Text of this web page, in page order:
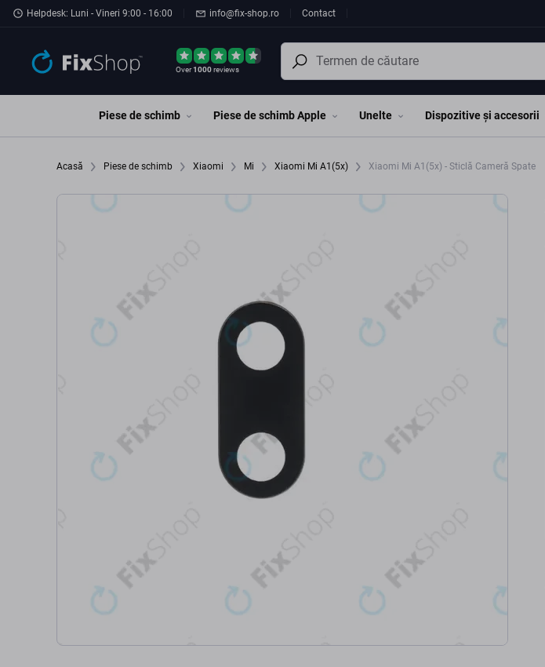
Preskočiť na hlavný obsah
Helpdesk: Luni - Vineri 9:00 - 16:00 info@fix-shop.ro Contact
Over1000reviews
Piese de schimb Piese de schimb Apple Unelte Dispozitive și accesorii
Acasă Piese de schimb Xiaomi Mi Xiaomi Mi A1(5x) Xiaomi Mi A1(5x) - Sticlă Cameră Spate